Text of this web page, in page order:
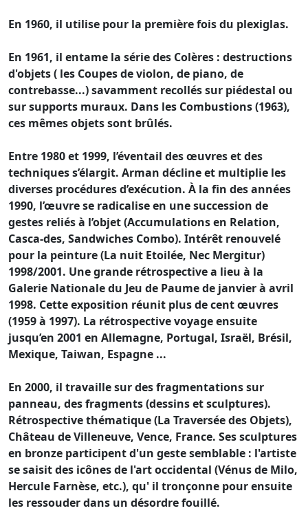
En 1960, il utilise pour la première fois du plexiglas.
En 1961, il entame la série des Colères : destructions
d'objets ( les Coupes de violon, de piano, de
contrebasse...) savamment recollés sur piédestal ou
sur supports muraux. Dans les Combustions (1963),
ces mêmes objets sont brûlés.
Entre 1980 et 1999, l’éventail des œuvres et des
techniques s’élargit. Arman décline et multiplie les
diverses procédures d’exécution. À la fin des années
1990, l’œuvre se radicalise en une succession de
gestes reliés à l’objet (Accumulations en Relation,
Casca-des, Sandwiches Combo). Intérêt renouvelé
pour la peinture (La nuit Etoilée, Nec Mergitur)
1998/2001. Une grande rétrospective a lieu à la
Galerie Nationale du Jeu de Paume de janvier à avril
1998. Cette exposition réunit plus de cent œuvres
(1959 à 1997). La rétrospective voyage ensuite
jusqu’en 2001 en Allemagne, Portugal, Israël, Brésil,
Mexique, Taiwan, Espagne ...
En 2000, il travaille sur des fragmentations sur
panneau, des fragments (dessins et sculptures).
Rétrospective thématique (La Traversée des Objets),
Château de Villeneuve, Vence, France. Ses sculptures
en bronze participent d'un geste semblable : l'artiste
se saisit des icônes de l'art occidental (Vénus de Milo,
Hercule Farnèse, etc.), qu' il tronçonne pour ensuite
les ressouder dans un désordre fouillé.